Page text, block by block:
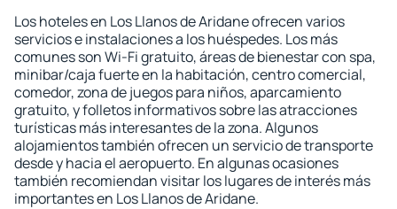
Los hoteles en Los Llanos de Aridane ofrecen varios
servicios e instalaciones a los huéspedes. Los más
comunes son Wi-Fi gratuito, áreas de bienestar con spa,
minibar/caja fuerte en la habitación, centro comercial,
comedor, zona de juegos para niños, aparcamiento
gratuito, y folletos informativos sobre las atracciones
turísticas más interesantes de la zona. Algunos
alojamientos también ofrecen un servicio de transporte
desde y hacia el aeropuerto. En algunas ocasiones
también recomiendan visitar los lugares de interés más
importantes en Los Llanos de Aridane.